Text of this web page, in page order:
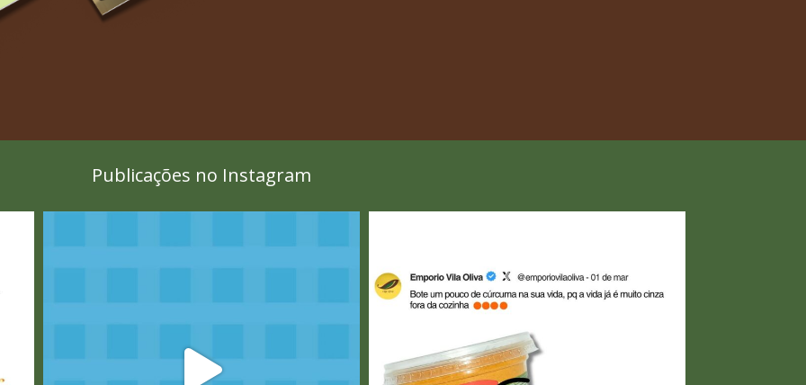
Publicações no Instagram